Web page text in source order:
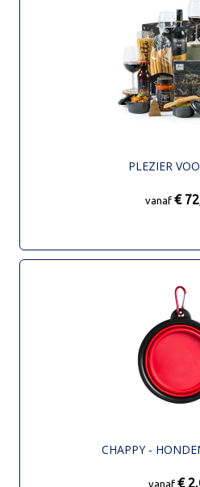
PLEZIER
vanaf €
CHAPPY -
vanaf €